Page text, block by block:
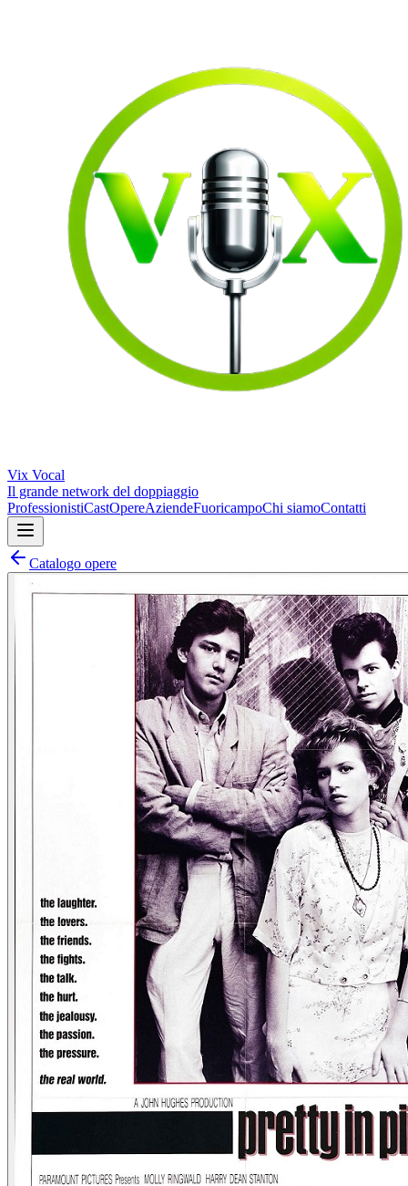
Vix Vocal
Il grande network del doppiaggio
ProfessionistiCastOpereAziendeFuoricampoChi siamoContatti
Catalogo opere